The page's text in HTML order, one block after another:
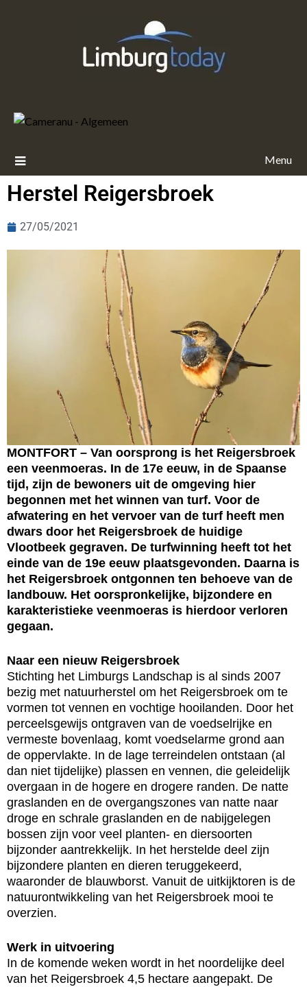
Menu
Herstel Reigersbroek
27/05/2021
MONTFORT – Van oorsprong is het Reigersbroek
een veenmoeras. In de 17e eeuw, in de Spaanse
tijd, zijn de bewoners uit de omgeving hier
begonnen met het winnen van turf. Voor de
afwatering en het vervoer van de turf heeft men
dwars door het Reigersbroek de huidige
Vlootbeek gegraven. De turfwinning heeft tot het
einde van de 19e eeuw plaatsgevonden. Daarna is
het Reigersbroek ontgonnen ten behoeve van de
landbouw. Het oorspronkelijke, bijzondere en
karakteristieke veenmoeras is hierdoor verloren
gegaan.
Naar een nieuw Reigersbroek
Stichting het Limburgs Landschap is al sinds 2007
bezig met natuurherstel om het Reigersbroek om te
vormen tot vennen en vochtige hooilanden. Door het
perceelsgewijs ontgraven van de voedselrijke en
vermeste bovenlaag, komt voedselarme grond aan
de oppervlakte. In de lage terreindelen ontstaan (al
dan niet tijdelijke) plassen en vennen, die geleidelijk
overgaan in de hogere en drogere randen. De natte
graslanden en de overgangszones van natte naar
droge en schrale graslanden en de nabijgelegen
bossen zijn voor veel planten- en diersoorten
bijzonder aantrekkelijk. In het herstelde deel zijn
bijzondere planten en dieren teruggekeerd,
waaronder de blauwborst. Vanuit de uitkijktoren is de
natuurontwikkeling van het Reigersbroek mooi te
overzien.
Werk in uitvoering
In de komende weken wordt in het noordelijke deel
van het Reigersbroek 4,5 hectare aangepakt. De